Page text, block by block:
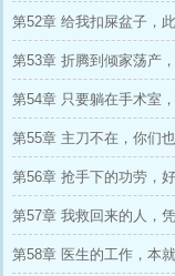
第52章 给我扣屎盆子，
第53章 折腾到倾家荡产
第54章 只要躺在手术室
第55章 主刀不在，你们也
第56章 抢手下的功劳，
第57章 我救回来的人，
第58章 医生的工作，本